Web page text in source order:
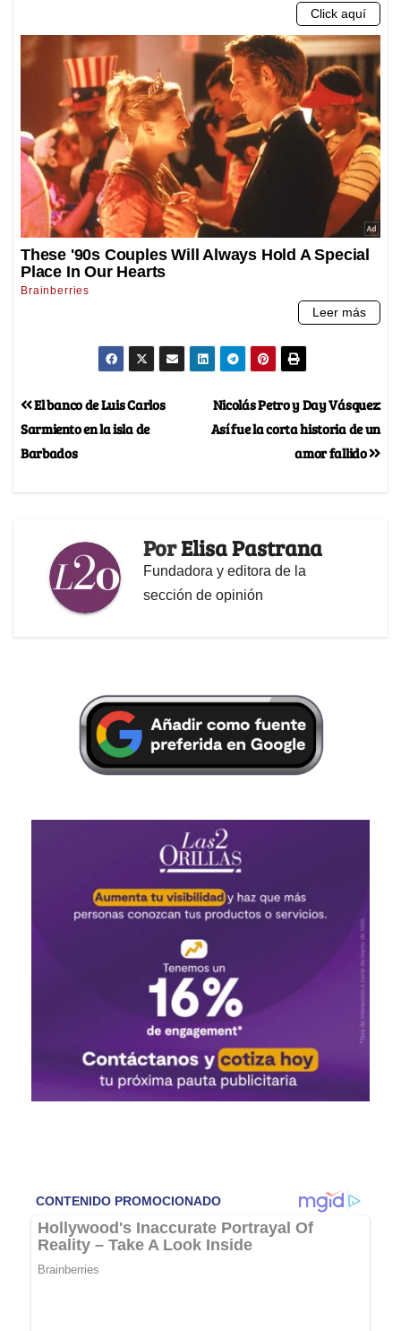
Nicolás Petro y Day Vásquez:
Así fue la corta historia de un
amor fallido
El banco de Luis Carlos
Sarmiento en la isla de
Barbados
PorElisa Pastrana
Fundadora y editora de la
sección de opinión